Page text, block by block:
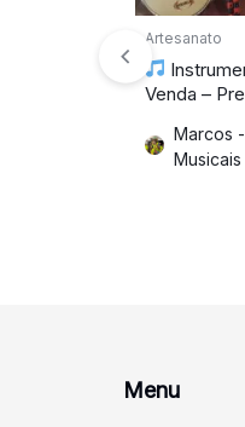
Artesanato
Venda –
Marcos
Menu